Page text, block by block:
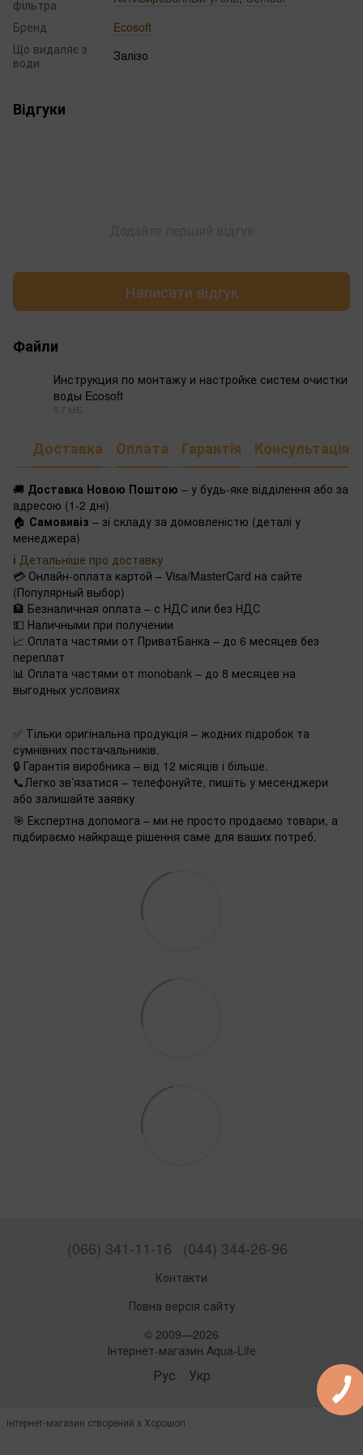
фільтра
Бренд
Ecosoft
Що видаляє з
води
Залізо
Відгуки
Написати відгук
Файли
Инструкция по монтажу и настройке систем очистки
воды Ecosoft
5.7 МБ
Доставка Оплата Гарантія Консультація
🚚 Доставка Новою Поштою – у будь-яке відділення або за
адресою (1-2 дні)
🏠 Самовивіз – зі складу за домовленістю (деталі у
менеджера)
ℹ️ Детальніше про доставку
💳 Онлайн-оплата картой – Visa/MasterCard на сайте
(Популярный выбор)
🏦 Безналичная оплата – с НДС или без НДС
💵 Наличными при получении
📈 Оплата частями от ПриватБанка – до 6 месяцев без
переплат
📊 Оплата частями от monobank – до 8 месяцев на
выгодных условиях
✅ Тільки оригінальна продукція – жодних підробок та
сумнівних постачальників.
🔒 Гарантія виробника – від 12 місяців і більше.
📞Легко зв’язатися – телефонуйте, пишіть у месенджери
або залишайте заявку
🎯 Експертна допомога – ми не просто продаємо товари, а
підбираємо найкраще рішення саме для ваших потреб.
(066) 341-11-16 (044) 344-26-96
Контакти
Повна версія сайту
© 2009—2026
Інтернет-магазин Aqua-Life
Рус Укр
Інтернет-магазин створений з Хорошоп